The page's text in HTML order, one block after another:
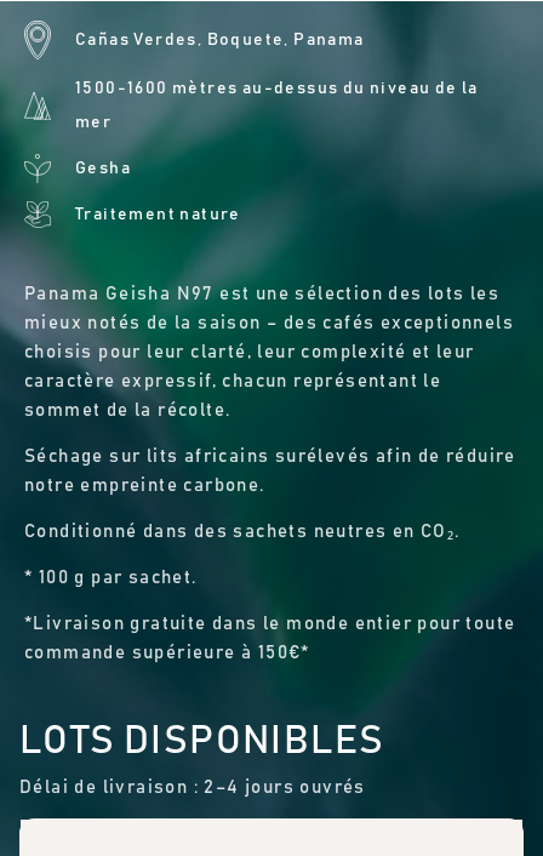
Cañas Verdes, Boquete, Panama
1500-1600 mètres au-dessus du niveau de la
mer
Gesha
Traitement nature
Panama Geisha N97 est une sélection des lots les
mieux notés de la saison – des cafés exceptionnels
choisis pour leur clarté, leur complexité et leur
caractère expressif, chacun représentant le
sommet de la récolte.
Séchage sur lits africains surélevés afin de réduire
notre empreinte carbone.
Conditionné dans des sachets neutres en CO₂.
* 100 g par sachet.
*Livraison gratuite dans le monde entier pour toute
commande supérieure à 150€*
LOTS DISPONIBLES
Délai de livraison : 2–4 jours ouvrés